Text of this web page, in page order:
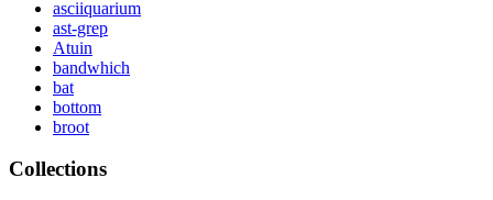
asciiquarium
ast-grep
Atuin
bandwhich
bat
bottom
broot
Collections